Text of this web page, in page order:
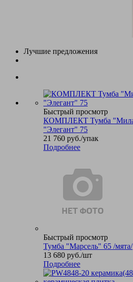
Лучшие предложения
Быстрый просмотр
КОМПЛЕКТ Тумба
"Элегант" 75
21 760 руб./упак
Подробнее
Быстрый просмотр
Тумба "Марсель" 65 /мята/
13 680 руб./шт
Подробнее